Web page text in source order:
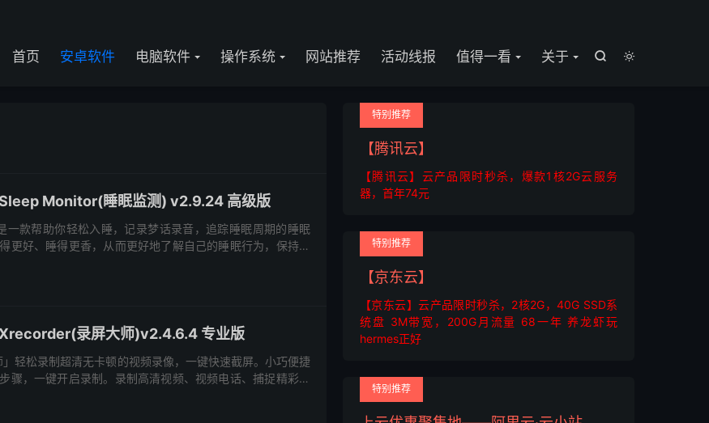


首页 安卓软件 电脑软件 操作系统 网站推荐 活动线报 值得一看 关于
Monitor(睡眠监测) v2.9.24 高级版
一款帮助你轻松入睡，记录梦话录音，追踪睡眠周期的睡眠
更好、睡得更香，从而更好地了解自己的睡眠行为，保持健
录屏大师)v2.4.6.4 专业版
轻松录制超清无卡顿的视频录像，一键快速截屏。小巧便捷
骤，一键开启录制。录制高清视频、视频电话、捕捉精彩的
特别推荐
【腾讯云】
【腾讯云】云产品限时秒杀，爆款1核2G云服务
器，首年74元
特别推荐
【京东云】
【京东云】云产品限时秒杀，2核2G，40G SSD系
统盘 3M带宽，200G月流量 68一年 养龙虾玩
hermes正好
特别推荐